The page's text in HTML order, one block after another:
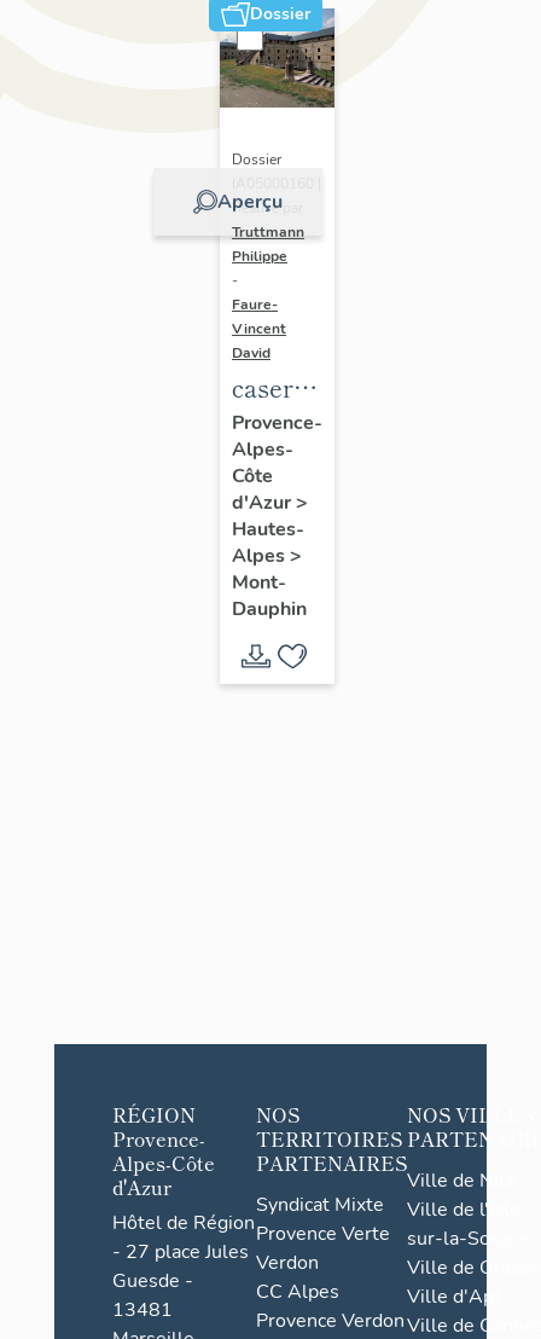
Dossier
Aperçu
Dossier
Réalisé par
Truttmann
Philippe
-
Faure-
Vincent
David
caserne
dite
caserne
Rochambeau,
dite
casemates
C et K
Provence-
Alpes-
Côte
d'Azur>
Hautes-
Alpes>
Mont-
Dauphin
RÉGION
Provence-
Alpes-Côte
d'Azur
Hôtel de Région
- 27 place Jules
Guesde -
13481
NOS
TERRITOIRES
PARTENAIRES
Syndicat Mixte
Provence Verte
Verdon
CC Alpes
Provence Verdon
NOS VILLES
Ville de Nice
Ville de l'Isle-
sur-la-Sorgue
Ville de Grasse
Ville d'Apt
Ville de